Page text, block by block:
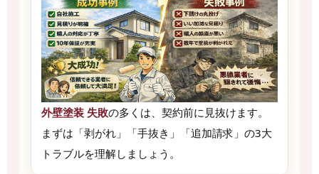
外壁塗装 失敗の多くは、契約前に見抜けます。
まずは「剥がれ」「手抜き」「追加請求」の3大
トラブルを理解しましょう。